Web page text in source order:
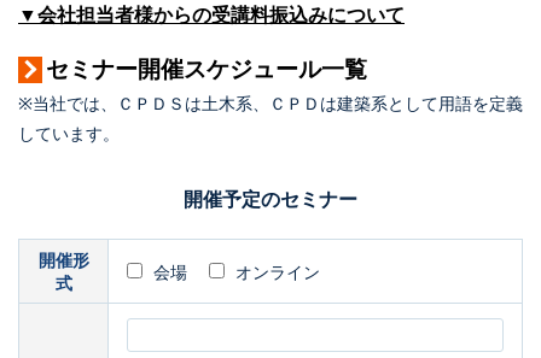
▼会社担当者様からの受講料振込みについて
セミナー開催スケジュール一覧
※当社では、ＣＰＤＳは土木系、ＣＰＤは建築系として用語を定義
しています。
開催予定のセミナー
開催形
式
会場 オンライン